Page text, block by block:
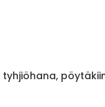
tyhjiöhana,